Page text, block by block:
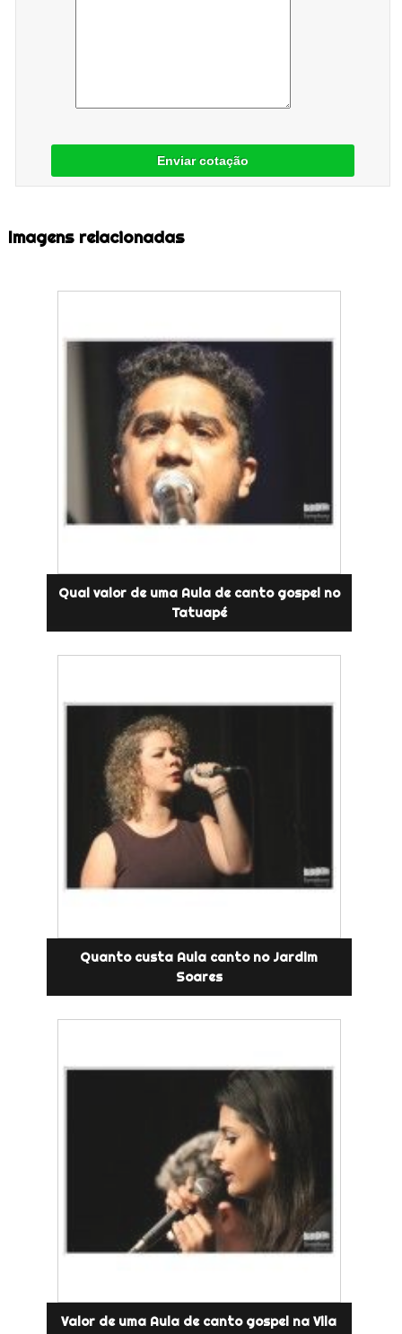
Enviar cotação
Imagens relacionadas
Qual valor de uma Aula de canto gospel no
Tatuapé
Quanto custa Aula canto no Jardim
Soares
Valor de uma Aula de canto gospel na Vila